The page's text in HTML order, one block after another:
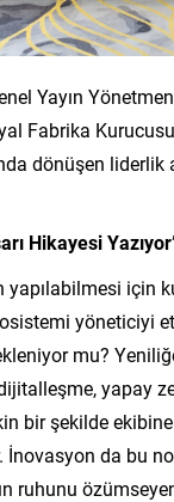
Yayın
Fabrika Kurucusu
dönüşen
Hikayesi
yapılabilmesi için
yöneticiyi
mu?
yapay
bir şekilde
İnovasyon da bu
ruhunu